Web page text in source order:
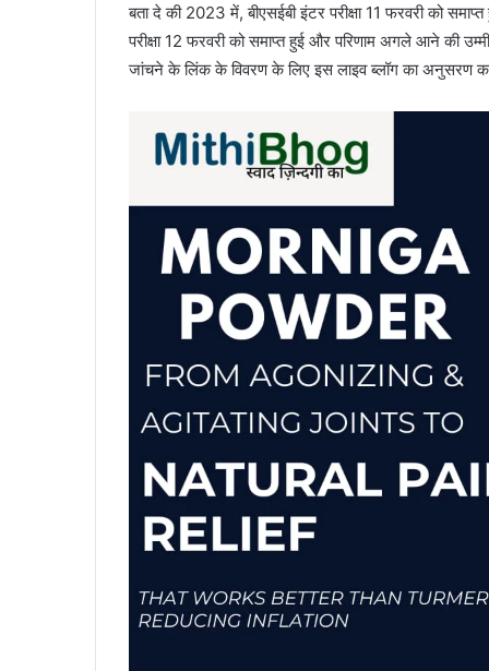
बता दे की 2023 में, बीएसईबी इंटर परीक्षा 11 फरवरी को
परीक्षा 12 फरवरी को समाप्त हुई और परिणाम अगले आने की
जांचने के लिंक के विवरण के लिए इस लाइव ब्लॉग का अनुसरण